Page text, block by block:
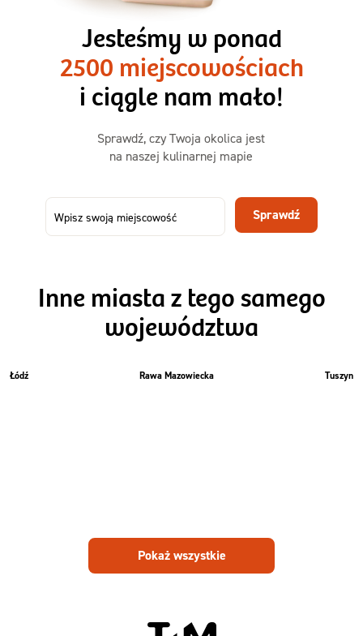
1500kcal - 2250kcal
3 sycące posiłki o większej objętości. Mniej dań,
ta sama wygoda!
50,31 zł
73,99
-32%
Menu
Jesteśmy w ponad
2500 miejscowościach
i ciągle nam mało!
Sprawdź, czy Twoja okolica jest
na naszej kulinarnej mapie
Sprawdź
Inne miasta z tego samego
województwa
Łódź Rawa Mazowiecka Tuszyn
Pokaż wszystkie